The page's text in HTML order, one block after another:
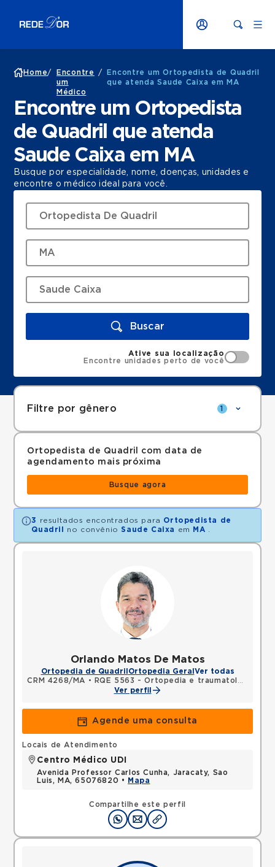
Home/
Encontre
um
Médico
/
Encontre um Ortopedista de Quadril
que atenda Saude Caixa em MA
Encontre um Ortopedista
de Quadril que atenda
Saude Caixa em MA
Busque por especialidade, nome, doenças, unidades e
encontre o médico ideal para você.
Buscar
Ative sua localização
Encontre unidades perto de você
Filtre por gênero 1
Ortopedista de Quadril com data de
agendamento mais próxima
Busque agora
3 resultados encontrados para Ortopedista de
Quadril
no convênio Saude Caixa em MA
Orlando Matos De Matos
Ortopedia de Quadril Ortopedia Geral Ver todas
CRM 4268/MA •
RQE 5563 - Ortopedia e traumatologia
Ver perfil
Agende uma consulta
Compartilhe este perfil
Locais de Atendimento
Centro Médico UDI
Avenida Professor Carlos Cunha, Jaracaty, Sao
Luis, MA, 65076820 •
Mapa